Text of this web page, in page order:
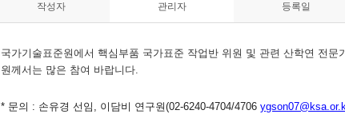
작성자 관리자 등록일
국가기술표준원에서 핵심부품 국가표준 작업반 위원 및 관련 산학연 전
원께서는 많은 참여 바랍니다.
* 문의 : 손유경 선임, 이담비 연구원(02-6240-4704/4706